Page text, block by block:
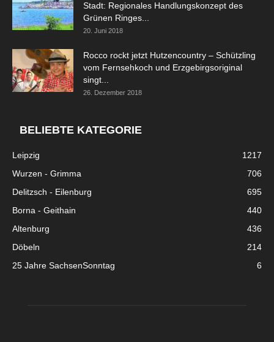
Stadt: Regionales Handlungskonzept des
Grünen Ringes...
20. Juni 2018
Rocco rockt jetzt Hutzencountry – Schützling
vom Fernsehkoch und Erzgebirgsoriginal
singt...
26. Dezember 2018
BELIEBTE KATEGORIE
Leipzig
1217
Wurzen - Grimma
706
Delitzsch - Eilenburg
695
Borna - Geithain
440
Altenburg
436
Döbeln
214
25 Jahre SachsenSonntag
6